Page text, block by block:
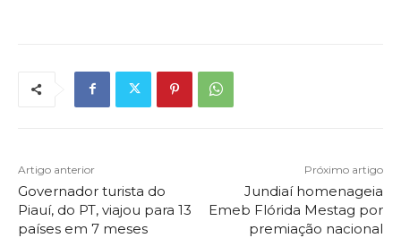
Artigo anterior
Governador turista do
Piauí, do PT, viajou para 13
países em 7 meses
Próximo artigo
Jundiaí homenageia
Emeb Flórida Mestag por
premiação nacional